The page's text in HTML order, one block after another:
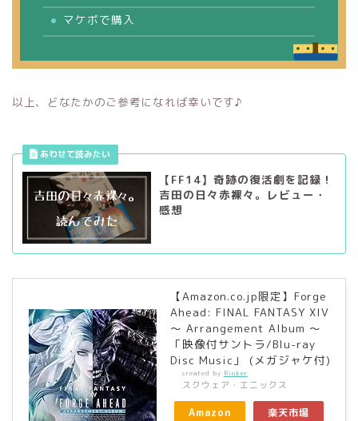
マケボで購入
以上、どなたかのご参考になれば幸いです♪
【FF14】奇跡の復活劇を記録！
吉田の日々赤裸々。レビュー・
感想
【Amazon.co.jp限定】Forge
Ahead: FINAL FANTASY XIV
～ Arrangement Album ～
「映像付サントラ/Blu-ray
Disc Music」 (メガジャケ付)
created by Rinker
スクウェア・エニックス
Amazon
楽天市場